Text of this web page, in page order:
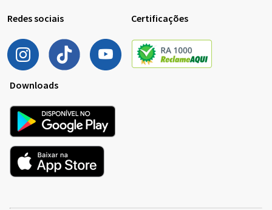
Redes sociais Certificações
Downloads